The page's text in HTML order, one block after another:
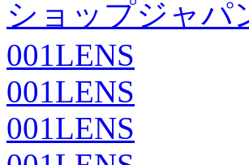
ショップジャパ
001LENS
001LENS
001LENS